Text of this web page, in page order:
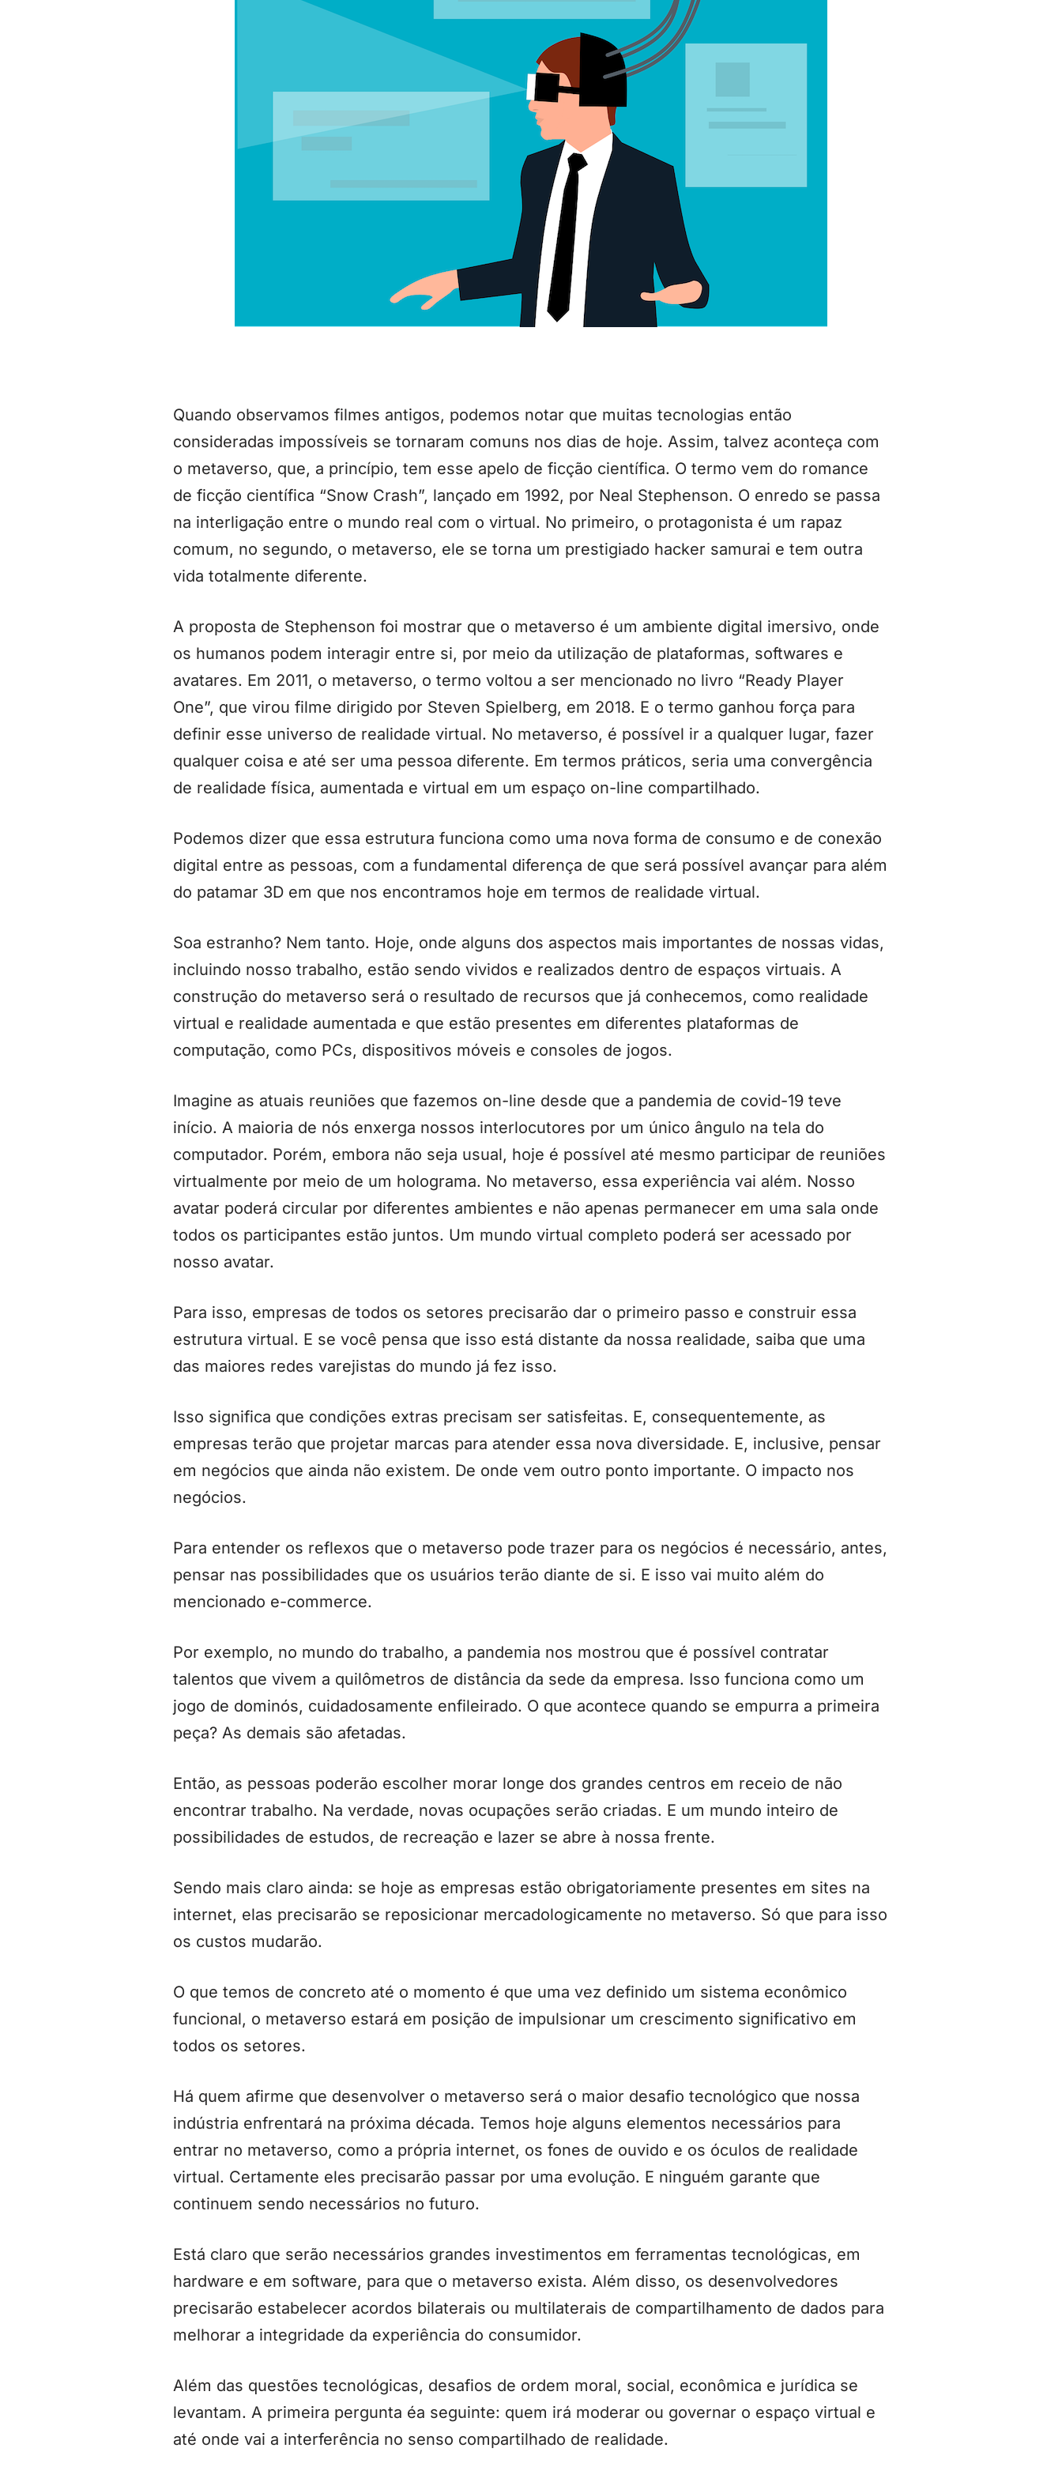
Quando observamos filmes antigos, podemos notar que muitas tecnologias então
consideradas impossíveis se tornaram comuns nos dias de hoje. Assim, talvez aconteça com
o metaverso, que, a princípio, tem esse apelo de ficção científica. O termo vem do romance
de ficção científica “Snow Crash”, lançado em 1992, por Neal Stephenson. O enredo se passa
na interligação entre o mundo real com o virtual. No primeiro, o protagonista é um rapaz
comum, no segundo, o metaverso, ele se torna um prestigiado hacker samurai e tem outra
vida totalmente diferente.
A proposta de Stephenson foi mostrar que o metaverso é um ambiente digital imersivo, onde
os humanos podem interagir entre si, por meio da utilização de plataformas, softwares e
avatares. Em 2011, o metaverso, o termo voltou a ser mencionado no livro “Ready Player
One”, que virou filme dirigido por Steven Spielberg, em 2018. E o termo ganhou força para
definir esse universo de realidade virtual. No metaverso, é possível ir a qualquer lugar, fazer
qualquer coisa e até ser uma pessoa diferente. Em termos práticos, seria uma convergência
de realidade física, aumentada e virtual em um espaço on-line compartilhado.
Podemos dizer que essa estrutura funciona como uma nova forma de consumo e de conexão
digital entre as pessoas, com a fundamental diferença de que será possível avançar para além
do patamar 3D em que nos encontramos hoje em termos de realidade virtual.
Soa estranho? Nem tanto. Hoje, onde alguns dos aspectos mais importantes de nossas vidas,
incluindo nosso trabalho, estão sendo vividos e realizados dentro de espaços virtuais. A
construção do metaverso será o resultado de recursos que já conhecemos, como realidade
virtual e realidade aumentada e que estão presentes em diferentes plataformas de
computação, como PCs, dispositivos móveis e consoles de jogos.
Imagine as atuais reuniões que fazemos on-line desde que a pandemia de covid-19 teve
início. A maioria de nós enxerga nossos interlocutores por um único ângulo na tela do
computador. Porém, embora não seja usual, hoje é possível até mesmo participar de reuniões
virtualmente por meio de um holograma. No metaverso, essa experiência vai além. Nosso
avatar poderá circular por diferentes ambientes e não apenas permanecer em uma sala onde
todos os participantes estão juntos. Um mundo virtual completo poderá ser acessado por
nosso avatar.
Para isso, empresas de todos os setores precisarão dar o primeiro passo e construir essa
estrutura virtual. E se você pensa que isso está distante da nossa realidade, saiba que uma
das maiores redes varejistas do mundo já fez isso.
Isso significa que condições extras precisam ser satisfeitas. E, consequentemente, as
empresas terão que projetar marcas para atender essa nova diversidade. E, inclusive, pensar
em negócios que ainda não existem. De onde vem outro ponto importante. O impacto nos
negócios.
Para entender os reflexos que o metaverso pode trazer para os negócios é necessário, antes,
pensar nas possibilidades que os usuários terão diante de si. E isso vai muito além do
mencionado e-commerce.
Por exemplo, no mundo do trabalho, a pandemia nos mostrou que é possível contratar
talentos que vivem a quilômetros de distância da sede da empresa. Isso funciona como um
jogo de dominós, cuidadosamente enfileirado. O que acontece quando se empurra a primeira
peça? As demais são afetadas.
Então, as pessoas poderão escolher morar longe dos grandes centros em receio de não
encontrar trabalho. Na verdade, novas ocupações serão criadas. E um mundo inteiro de
possibilidades de estudos, de recreação e lazer se abre à nossa frente.
Sendo mais claro ainda: se hoje as empresas estão obrigatoriamente presentes em sites na
internet, elas precisarão se reposicionar mercadologicamente no metaverso. Só que para isso
os custos mudarão.
O que temos de concreto até o momento é que uma vez definido um sistema econômico
funcional, o metaverso estará em posição de impulsionar um crescimento significativo em
todos os setores.
Há quem afirme que desenvolver o metaverso será o maior desafio tecnológico que nossa
indústria enfrentará na próxima década. Temos hoje alguns elementos necessários para
entrar no metaverso, como a própria internet, os fones de ouvido e os óculos de realidade
virtual. Certamente eles precisarão passar por uma evolução. E ninguém garante que
continuem sendo necessários no futuro.
Está claro que serão necessários grandes investimentos em ferramentas tecnológicas, em
hardware e em software, para que o metaverso exista. Além disso, os desenvolvedores
precisarão estabelecer acordos bilaterais ou multilaterais de compartilhamento de dados para
melhorar a integridade da experiência do consumidor.
Além das questões tecnológicas, desafios de ordem moral, social, econômica e jurídica se
levantam. A primeira pergunta éa seguinte: quem irá moderar ou governar o espaço virtual e
até onde vai a interferência no senso compartilhado de realidade.